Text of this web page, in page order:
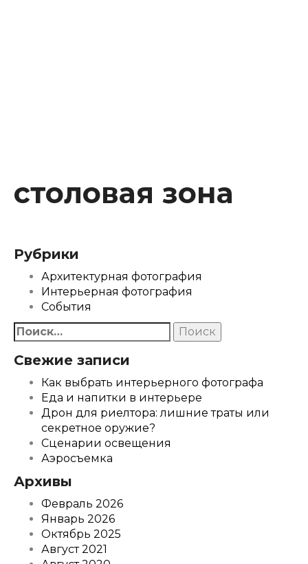
столовая зона
Рубрики
Архитектурная фотография
Интерьерная фотография
События
Найти:
Свежие записи
Как выбрать интерьерного фотографа
Еда и напитки в интерьере
Дрон для риелтора: лишние траты или
секретное оружие?
Сценарии освещения
Аэросъемка
Архивы
Февраль 2026
Январь 2026
Октябрь 2025
Август 2021